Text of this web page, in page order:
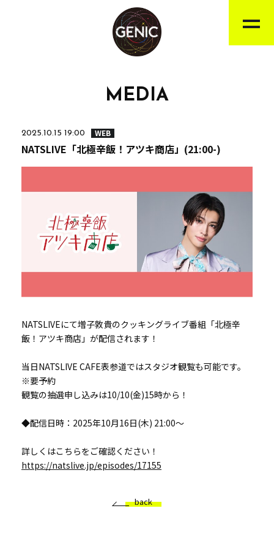
MEDIA
2025.10.15 19:00 WEB
NATSLIVE「北極辛飯！アツキ商店」(21:00-)
NATSLIVEにて増子敦貴のクッキングライブ番組「北極辛
飯！アツキ商店」が配信されます！
当日NATSLIVE CAFE表参道ではスタジオ観覧も可能です。
※要予約
観覧の抽選申し込みは10/10(金)15時から！
◆配信日時：2025年10月16日(木) 21:00～
詳しくはこちらをご確認ください！
https://natslive.jp/episodes/17155
back